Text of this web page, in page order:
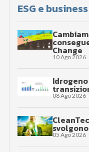
ESG e business
Change
10 Ago 2026
08 Ago 2026
svolgono
05 Ago 2026